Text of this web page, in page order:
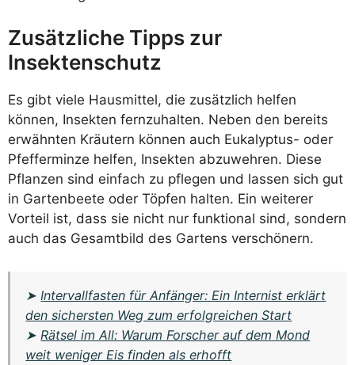
Zusätzliche Tipps zur
Insektenschutz
Es gibt viele Hausmittel, die zusätzlich helfen
können, Insekten fernzuhalten. Neben den bereits
erwähnten Kräutern können auch Eukalyptus- oder
Pfefferminze helfen, Insekten abzuwehren. Diese
Pflanzen sind einfach zu pflegen und lassen sich gut
in Gartenbeete oder Töpfen halten. Ein weiterer
Vorteil ist, dass sie nicht nur funktional sind, sondern
auch das Gesamtbild des Gartens verschönern.
➤ Intervallfasten für Anfänger: Ein Internist erklärt
den sichersten Weg zum erfolgreichen Start
➤ Rätsel im All: Warum Forscher auf dem Mond
weit weniger Eis finden als erhofft